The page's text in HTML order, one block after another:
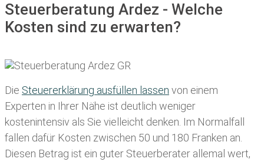
Steuerberatung Ardez - Welche
Kosten sind zu erwarten?
Die Steuererklärung ausfüllen lassen von einem
Experten in Ihrer Nähe ist deutlich weniger
kostenintensiv als Sie vielleicht denken. Im Normalfall
fallen dafür Kosten zwischen 50 und 180 Franken an.
Diesen Betrag ist ein guter Steuerberater allemal wert,